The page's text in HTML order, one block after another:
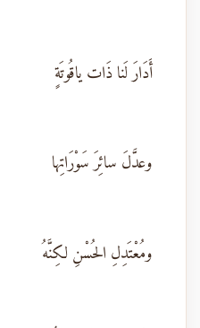
أَدَارَ لَنا ذَات ياقُوتَةٍ
وعدَّلَ سائِرَ سَوْرَاتِها
ومُعْتَدِلِ الحُسْنِ لكِنَّهُ